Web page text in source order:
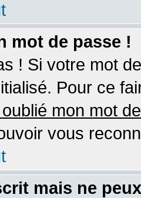
mot de passe !
! Si votre mot
Pour ce
mon mot
vous
mais ne